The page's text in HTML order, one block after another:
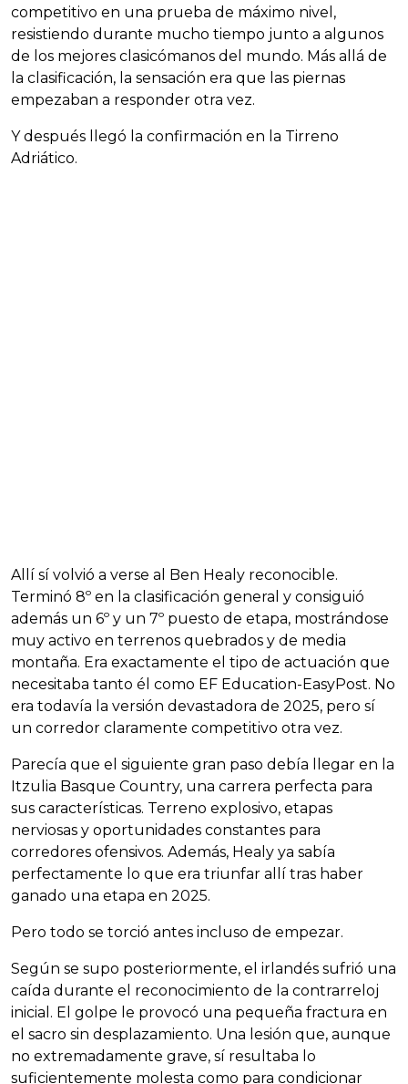
competitivo en una prueba de máximo nivel,
resistiendo durante mucho tiempo junto a algunos
de los mejores clasicómanos del mundo. Más allá de
la clasificación, la sensación era que las piernas
empezaban a responder otra vez.
Y después llegó la confirmación en la Tirreno
Adriático.
Allí sí volvió a verse al Ben Healy reconocible.
Terminó 8º en la clasificación general y consiguió
además un 6º y un 7º puesto de etapa, mostrándose
muy activo en terrenos quebrados y de media
montaña. Era exactamente el tipo de actuación que
necesitaba tanto él como EF Education-EasyPost. No
era todavía la versión devastadora de 2025, pero sí
un corredor claramente competitivo otra vez.
Parecía que el siguiente gran paso debía llegar en la
Itzulia Basque Country, una carrera perfecta para
sus características. Terreno explosivo, etapas
nerviosas y oportunidades constantes para
corredores ofensivos. Además, Healy ya sabía
perfectamente lo que era triunfar allí tras haber
ganado una etapa en 2025.
Pero todo se torció antes incluso de empezar.
Según se supo posteriormente, el irlandés sufrió una
caída durante el reconocimiento de la contrarreloj
inicial. El golpe le provocó una pequeña fractura en
el sacro sin desplazamiento. Una lesión que, aunque
no extremadamente grave, sí resultaba lo
suficientemente molesta como para condicionar